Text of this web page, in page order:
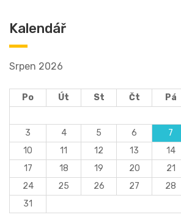
Kalendář
Srpen 2026
Po Út St Čt Pá
3
4 5 6 7
10
11 12 13 14
17
18 19 20 21
24
25 26 27 28
31